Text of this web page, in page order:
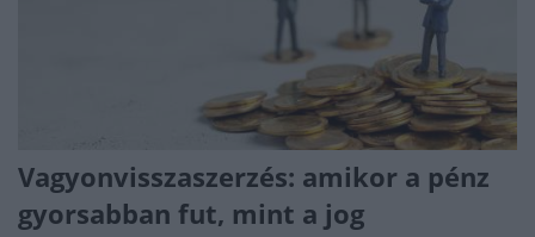
Vagyonvisszaszerzés: amikor a pénz
gyorsabban fut, mint a jog